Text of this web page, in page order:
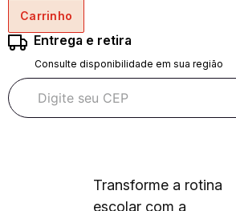
Carrinho
Entrega e retira
Consulte disponibilidade em sua região
Transforme a rotina
escolar com a